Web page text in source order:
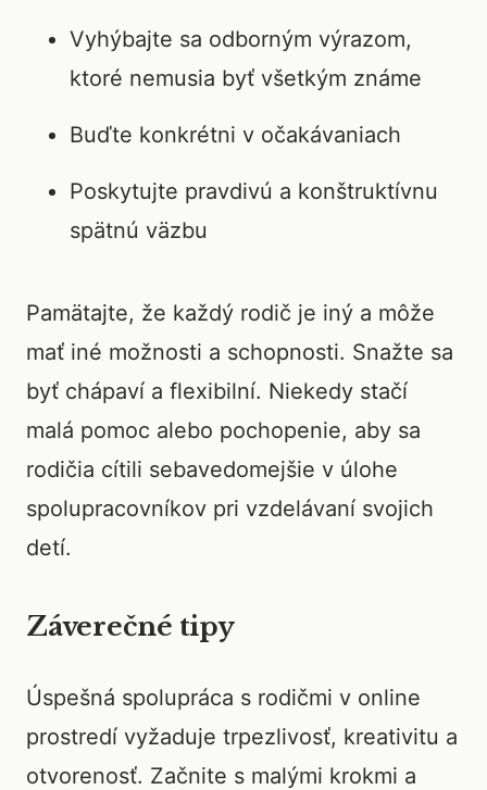
Vyhýbajte sa odborným výrazom,
ktoré nemusia byť všetkým známe
Buďte konkrétni v očakávaniach
Poskytujte pravdivú a konštruktívnu
spätnú väzbu
Pamätajte, že každý rodič je iný a môže
mať iné možnosti a schopnosti. Snažte sa
byť chápaví a flexibilní. Niekedy stačí
malá pomoc alebo pochopenie, aby sa
rodičia cítili sebavedomejšie v úlohe
spolupracovníkov pri vzdelávaní svojich
detí.
Záverečné tipy
Úspešná spolupráca s rodičmi v online
prostredí vyžaduje trpezlivosť, kreativitu a
otvorenosť. Začnite s malými krokmi a